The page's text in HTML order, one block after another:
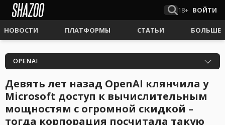
18+ ВОЙТИ
НОВОСТИ ПЛАТФОРМЫ СТАТЬИ БОЛЬШЕ
OPENAI
Девять лет назад OpenAI клянчила у
Microsoft доступ к вычислительным
мощностям с огромной скидкой –
тогда корпорация посчитала такую